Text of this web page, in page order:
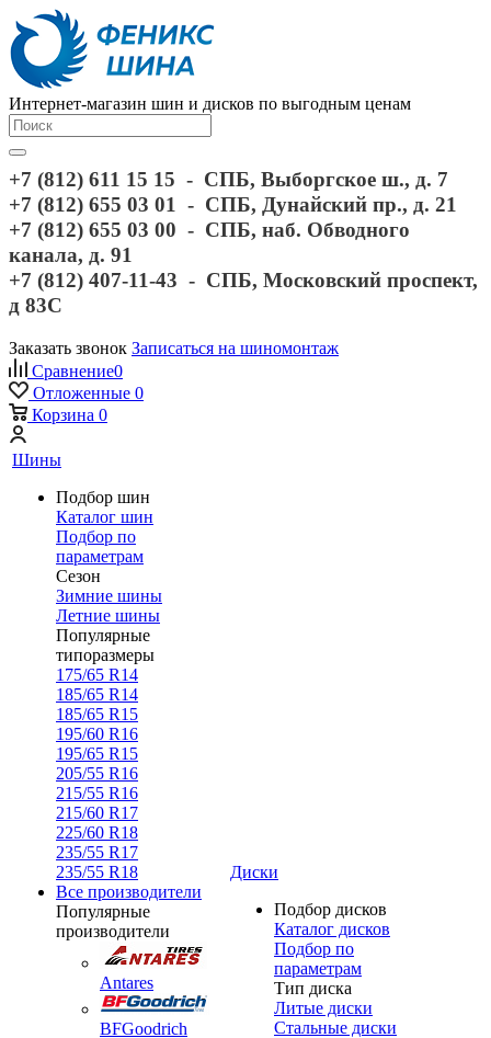
Интернет-магазин шин и дисков по выгодным ценам
+7 (812) 611 15 15 - СПБ, Выборгское ш., д. 7
+7 (812) 655 03 01 - СПБ, Дунайский пр., д. 21
+7 (812) 655 03 00 - СПБ, наб. Обводного
канала, д. 91
+7 (812) 407-11-43 - СПБ, Московский проспект,
д 83С
Заказать звонок Записаться на шиномонтаж
Сравнение0
Отложенные 0
Корзина 0
Шины
Подбор шин
Каталог шин
Подбор по
параметрам
Сезон
Зимние шины
Летние шины
Популярные
типоразмеры
175/65 R14
185/65 R14
185/65 R15
195/60 R16
195/65 R15
205/55 R16
215/55 R16
215/60 R17
225/60 R18
235/55 R17
235/55 R18
Все производители
Популярные
производители
Antares
BFGoodrich
Диски
Подбор дисков
Каталог дисков
Подбор по
параметрам
Тип диска
Литые диски
Стальные диски